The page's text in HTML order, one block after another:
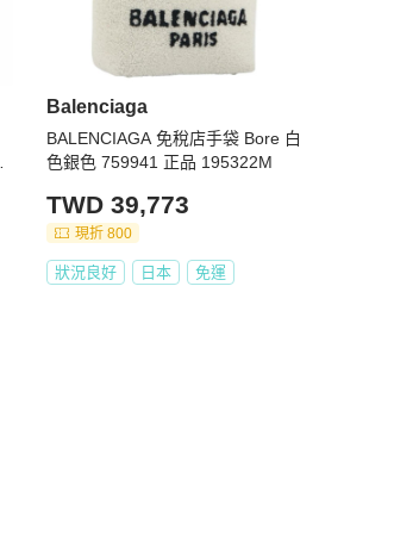
Balenciaga
BALENCIAGA 免稅店手袋 Bore 白
色銀色 759941 正品 195322M
TWD 39,773
現折 800
狀況良好 日本 免運